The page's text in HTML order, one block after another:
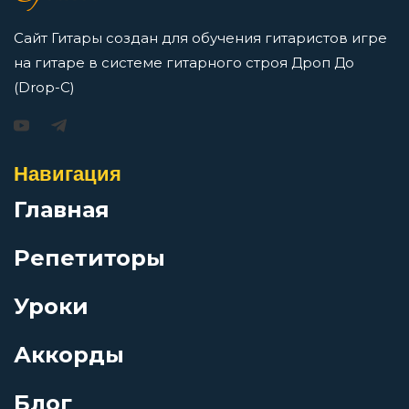
Маленький подвиг
Матерь богов
Мифическая столовая
Монгольская степь
Перейти
Игорь Растеряев — Безрукавочка: аккорды для
Просмотров: 15197 чел.
АукцЫон — Возле меня: аккорды для гитары
Перейти
Сайт Гитары создан для обучения гитаристов игре
на гитаре в системе гитарного строя Дроп До
(Drop-C)
Навигация
Главная
Репетиторы
Уроки
Аккорды
Блог